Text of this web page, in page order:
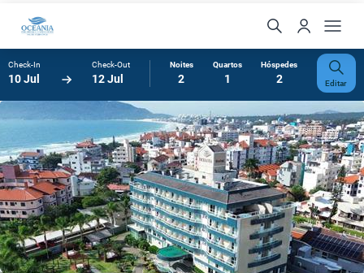
Check-In
10 Jul
Check-Out
12 Jul
Noites
2
Quartos
1
Hóspedes
2 Editar